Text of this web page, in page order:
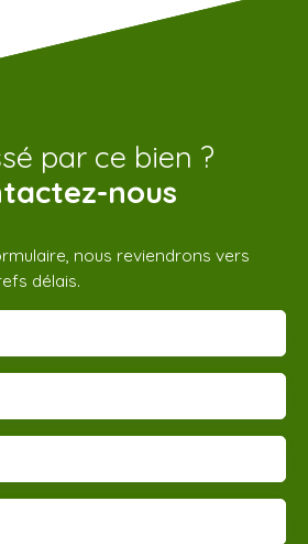
par ce bien ?
nous
nous reviendrons vers
délais.